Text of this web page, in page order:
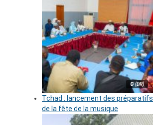
© (DR)
Tchad : lancement des préparatifs
de la fête de la musique